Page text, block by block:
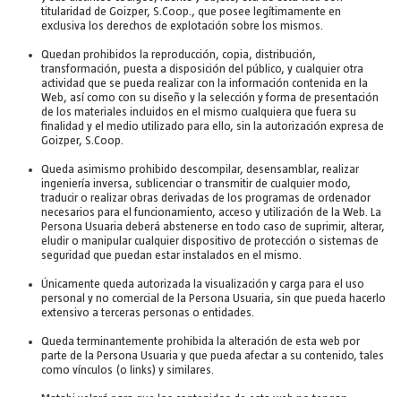
titularidad de Goizper, S.Coop., que posee legítimamente en
exclusiva los derechos de explotación sobre los mismos.
Quedan prohibidos la reproducción, copia, distribución,
transformación, puesta a disposición del público, y cualquier otra
actividad que se pueda realizar con la información contenida en la
Web, así como con su diseño y la selección y forma de presentación
de los materiales incluidos en el mismo cualquiera que fuera su
finalidad y el medio utilizado para ello, sin la autorización expresa de
Goizper, S.Coop.
Queda asimismo prohibido descompilar, desensamblar, realizar
ingeniería inversa, sublicenciar o transmitir de cualquier modo,
traducir o realizar obras derivadas de los programas de ordenador
necesarios para el funcionamiento, acceso y utilización de la Web. La
Persona Usuaria deberá abstenerse en todo caso de suprimir, alterar,
eludir o manipular cualquier dispositivo de protección o sistemas de
seguridad que puedan estar instalados en el mismo.
Únicamente queda autorizada la visualización y carga para el uso
personal y no comercial de la Persona Usuaria, sin que pueda hacerlo
extensivo a terceras personas o entidades.
Queda terminantemente prohibida la alteración de esta web por
parte de la Persona Usuaria y que pueda afectar a su contenido, tales
como vínculos (o links) y similares.